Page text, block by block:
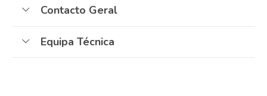
Contacto Geral
Equipa Técnica